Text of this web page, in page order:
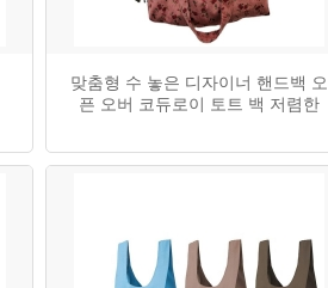
맞춤형 수 놓은 디자이너 핸드백 오
픈 오버 코듀로이 토트 백 저렴한